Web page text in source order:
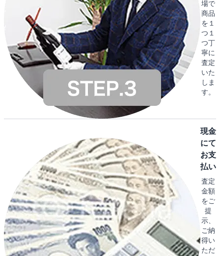
場で
商品
を１
つ１
つ丁
寧に
査定
いた
しま
す。
現金
にて
お支
払い
査定
金額
をご
提
示、
ご納
得い
ただ